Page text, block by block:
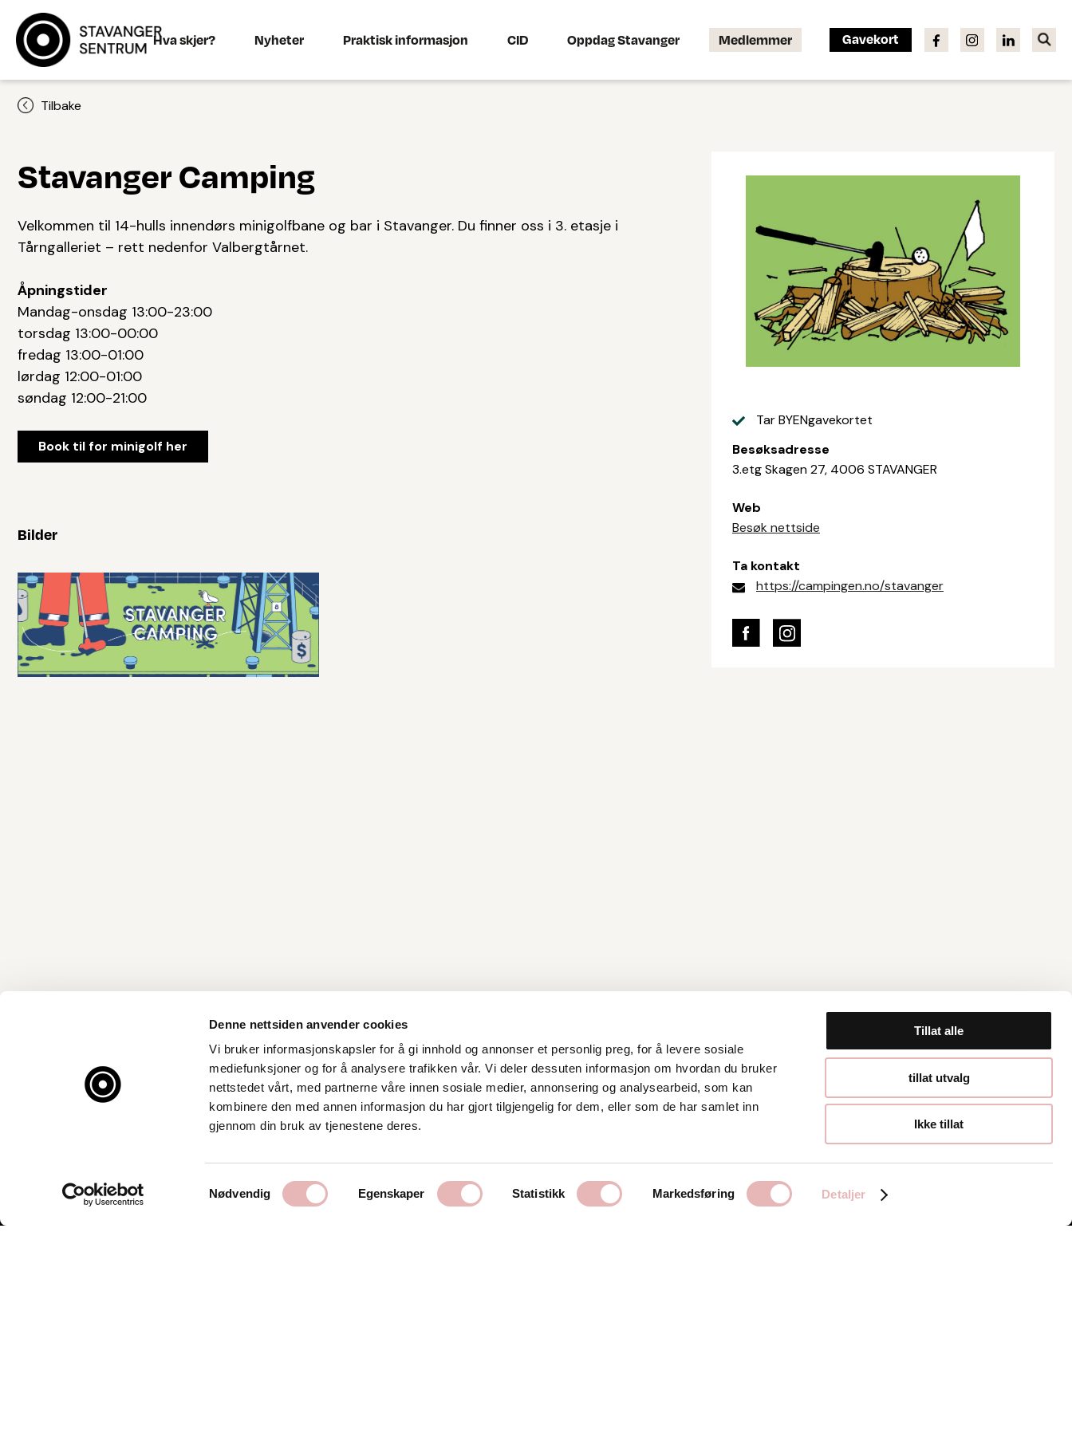
Denne nettsiden anvender cookies
Vi bruker informasjonskapsler for å gi innhold og annonser et personlig preg, for å levere sosiale
mediefunksjoner og for å analysere trafikken vår. Vi deler dessuten informasjon om hvordan du bruker
nettstedet vårt, med partnerne våre innen sosiale medier, annonsering og analysearbeid, som kan
kombinere den med annen informasjon du har gjort tilgjengelig for dem, eller som de har samlet inn
gjennom din bruk av tjenestene deres.
Samtykkevalg
Nødvendig Egenskaper Statistikk Markedsføring Detaljer
Tillat alle
tillat utvalg
Ikke tillat
Hva skjer? Nyheter Praktisk informasjon CID Oppdag Stavanger Medlemmer Gavekort
Tilbake
Stavanger Camping
Velkommen til 14-hulls innendørs minigolfbane og bar i Stavanger. Du finner oss i 3. etasje i
Tårngalleriet – rett nedenfor Valbergtårnet.
Åpningstider
Mandag-onsdag 13:00-23:00
torsdag 13:00-00:00
fredag 13:00-01:00
lørdag 12:00-01:00
søndag 12:00-21:00
Book til for minigolf her
Bilder
Tar BYENgavekortet
Besøksadresse
3.etg Skagen 27, 4006 STAVANGER
Web
Besøk nettside
Ta kontakt
https://campingen.no/stavanger
Kontakt oss
Stavanger Sentrum AS
Østervåg 6
Tlf:51 89 51 51
post@byen.no
Åpningstider
Hverdager 10:00-
Lørdager 10:00-16:00